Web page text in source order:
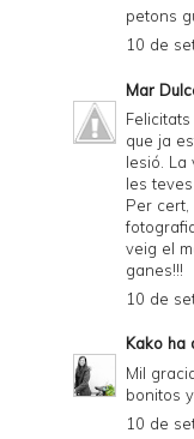
petons
10 de
Mar
que ja
lesió.
les
Per
veig el
ganes!!!
10 de
Kako ha
Mil
bonitos
10 de